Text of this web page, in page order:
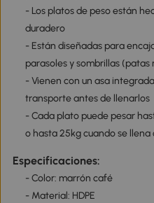
- Los platos de peso están
duradero
- Están diseñadas para
parasoles y sombrillas (patas
- Vienen con un asa
transporte antes de llenarlos
- Cada plato puede pesar
o hasta 25kg cuando se
Especificaciones:
- Color: marrón café
- Material: HDPE